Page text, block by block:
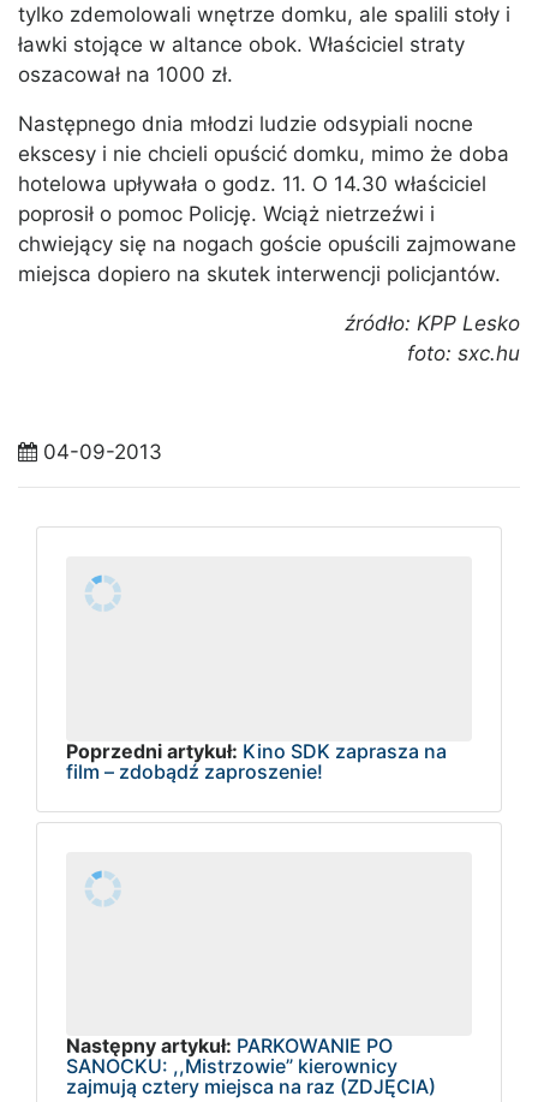
tylko zdemolowali wnętrze domku, ale spalili stoły i
ławki stojące w altance obok. Właściciel straty
oszacował na 1000 zł.
Następnego dnia młodzi ludzie odsypiali nocne
ekscesy i nie chcieli opuścić domku, mimo że doba
hotelowa upływała o godz. 11. O 14.30 właściciel
poprosił o pomoc Policję. Wciąż nietrzeźwi i
chwiejący się na nogach goście opuścili zajmowane
miejsca dopiero na skutek interwencji policjantów.
źródło: KPP Lesko
foto: sxc.hu
04-09-2013
Poprzedni artykuł: Kino SDK zaprasza na
film – zdobądź zaproszenie!
Następny artykuł: PARKOWANIE PO
SANOCKU: ,,Mistrzowie” kierownicy
zajmują cztery miejsca na raz (ZDJĘCIA)